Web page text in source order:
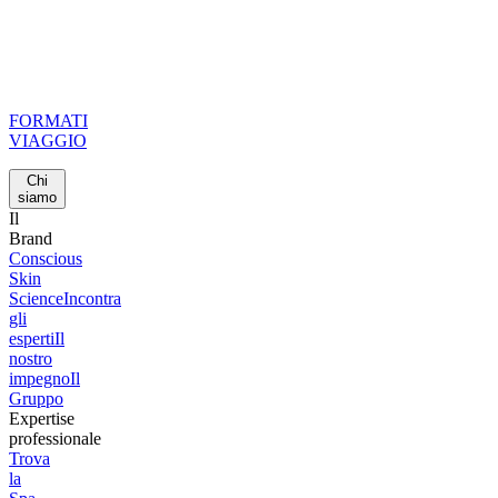
FORMATI
VIAGGIO
Chi
siamo
Il
Brand
Conscious
Skin
ScienceIncontra
gli
espertiIl
nostro
impegnoIl
Gruppo
Expertise
professionale
Trova
la